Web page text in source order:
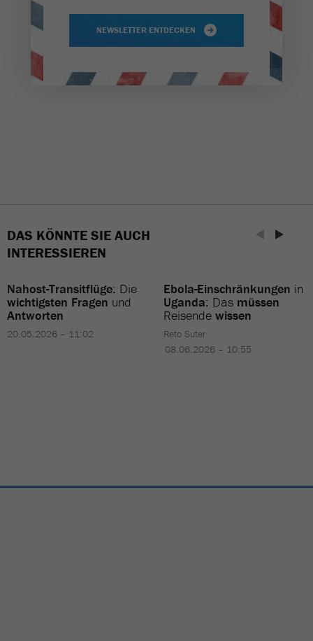
NEWSLETTER ENTDECKEN
DAS KÖNNTE SIE AUCH
INTERESSIEREN
Nahost-Transitflüge: Die
wichtigsten Fragen und
Antworten
20.05.2026 – 11:02
Ebola-Einschränkungen in
Uganda: Das müssen
Reisende wissen
Reto Suter
08.06.2026 – 10:55